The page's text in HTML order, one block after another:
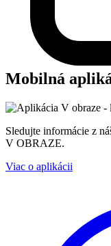
Mobilná
Sledujte informácie z
V OBRAZE.
Viac o aplikácii